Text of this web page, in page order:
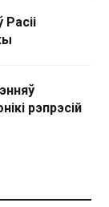
рэпрэсій